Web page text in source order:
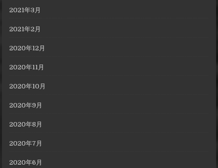
2021年3月
2021年2月
2020年12月
2020年11月
2020年10月
2020年9月
2020年8月
2020年7月
2020年6月